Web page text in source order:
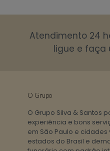
Atendimento 24
ligue e faça
O Grupo
O Grupo Silva & Santos
experiência e bons
em São Paulo e cidades
estados do Brasil e